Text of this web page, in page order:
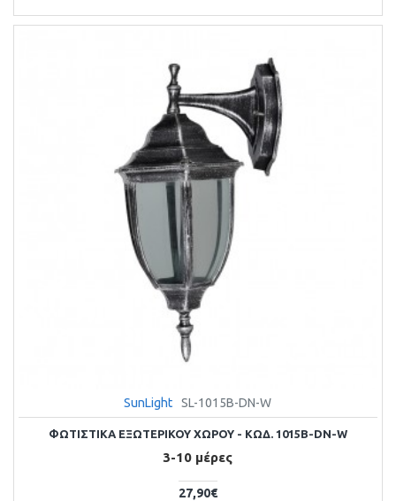
SunLight SL-1015B-DN-W
ΦΩΤΙΣΤΙΚΑ ΕΞΩΤΕΡΙΚΟΥ ΧΩΡΟΥ - ΚΩΔ. 1015B-DN-W
3-10 μέρες
27,90€